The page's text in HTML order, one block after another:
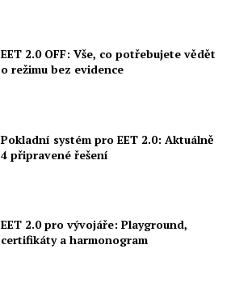
EET 2.0 OFF: Vše, co potřebujete vědět
o režimu bez evidence
Pokladní systém pro EET 2.0: Aktuálně
4 připravené řešení
EET 2.0 pro vývojáře: Playground,
certifikáty a harmonogram